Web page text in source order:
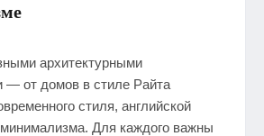
архитектурными
— от домов в стиле Райта
стиля, английской
Для каждого важны